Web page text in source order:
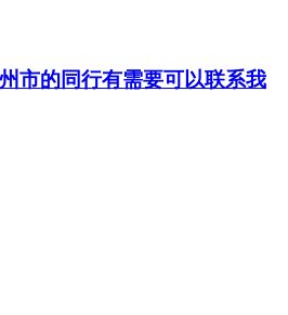
市的同行有需要可以联系我